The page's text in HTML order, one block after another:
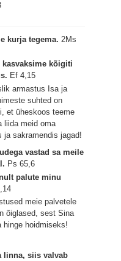
kurja tegema. 2Ms
kasvaksime kõigiti
Ef 4,15
armastus Isa ja
suhted on
et üheskoos teeme
liida meid oma
ja sakramendis jagad!
vastad sa meile
Ps 65,6
palute minu
meie palvetele
õiglased, sest Sina
hinge hoidmiseks!
linna, siis valvab